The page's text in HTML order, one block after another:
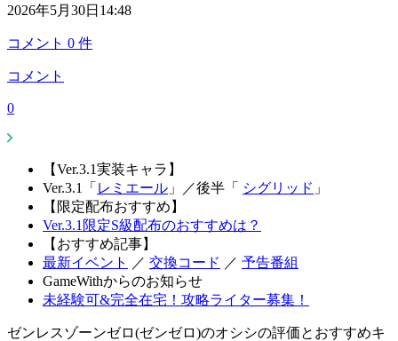
2026年5月30日14:48
コメント 0 件
コメント
0
【Ver.3.1実装キャラ】
Ver.3.1「 レミエール 」 ／後半「 シグリッド 」
【限定配布おすすめ】
Ver.3.1限定S級配布のおすすめは？
【おすすめ記事】
最新イベント
／ 交換コード ／ 予告番組
GameWithからのお知らせ
未経験可&完全在宅！攻略ライター募集！
ゼンレスゾーンゼロ(ゼンゼロ)のオシシの評価とおすすめキ